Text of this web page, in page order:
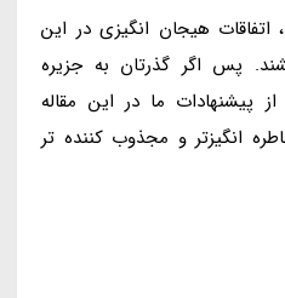
اتفاقات هیجان انگیزی در این
پس اگر گذرتان به جزیره
از پیشنهادات ما در این مقاله
انگیزتر و مجذوب کننده تر